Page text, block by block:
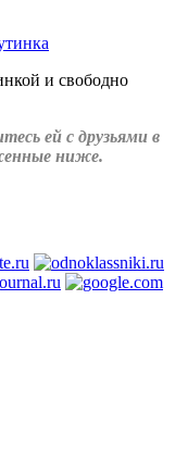
и свободно
ей с друзьями в
ниже.